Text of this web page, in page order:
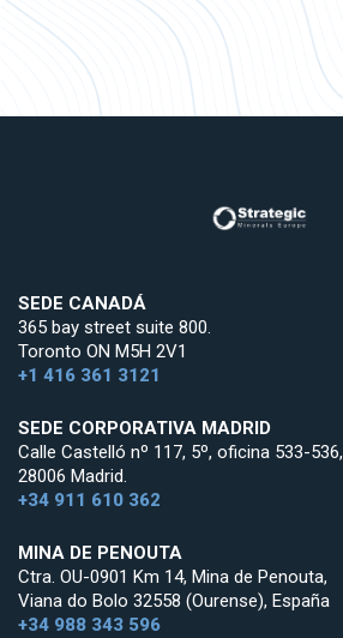
SEDE CANADÁ
365 bay street suite 800.
Toronto ON M5H 2V1
+1 416 361 3121
SEDE CORPORATIVA MADRID
Calle Castelló nº 117, 5º, oficina 533-536,
28006 Madrid.
+34 911 610 362
MINA DE PENOUTA
Ctra. OU-0901 Km 14, Mina de Penouta,
Viana do Bolo 32558 (Ourense), España
+34 988 343 596